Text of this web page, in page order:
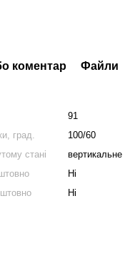
коментар
Файли
91
град.
100/60
стані
вертикальне
Ні
Ні